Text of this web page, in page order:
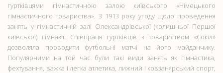
гуртківцями гімнастичною залою київського «Німецького
гімнастичного товариства». З 1913 року угоду щодо проведення
занять у гімнастичній залі Олександрівської (колишньої Першої
київської) гімназії. Співпраця гуртківців з товариством «Сокіл»
дозволяла проводити футбольні матчі на його майданчику.
Популярними на той час були такі види занять як гімнастика,
фехтування, важка і легка атлетика, лижний і ковзанярський спорт,